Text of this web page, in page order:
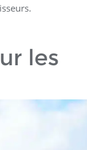
les